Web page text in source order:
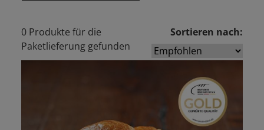
0 Produkte für die
Paketlieferung gefunden
Sortieren nach: